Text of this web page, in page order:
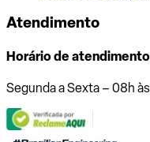
Atendimento
Horário de
Segunda a Sexta – 08h